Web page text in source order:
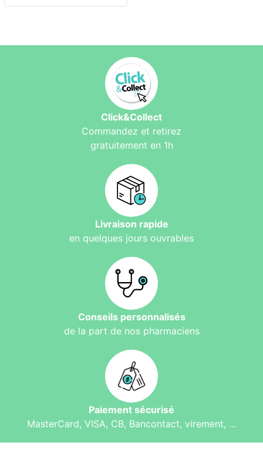
Click&Collect
Commandez et retirez
gratuitement en 1h
Livraison rapide
en quelques jours ouvrables
Conseils personnalisés
de la part de nos pharmaciens
Paiement sécurisé
MasterCard, VISA, CB, Bancontact, virement, ...